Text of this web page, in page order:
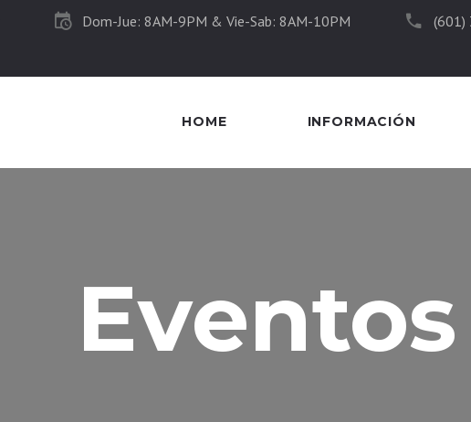
Dom-Jue: 8AM-9PM & Vie-Sab: 8AM-10PM (601)
HOME INFORMACIÓN
Eventos